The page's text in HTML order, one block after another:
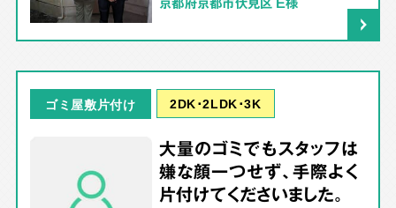
ゴミ屋敷片付け 2DK･2LDK･3K
大量のゴミでもスタッフは
嫌な顔一つせず、手際よく
片付けてくださいました。